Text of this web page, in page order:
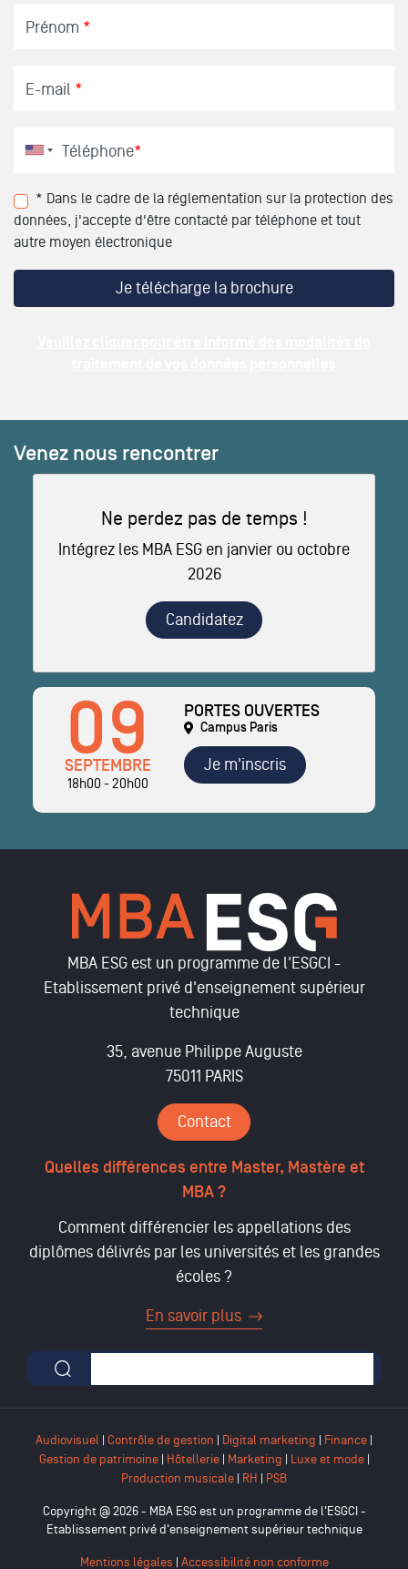
Prénom *
E-mail *
Téléphone*
* Dans le cadre de la réglementation sur la protection des
données, j'accepte d'être contacté par téléphone et tout
autre moyen électronique
Venez nous rencontrer
Ne perdez pas de temps !
Intégrez les MBA ESG en janvier ou octobre
2026
Candidatez
09
SEPTEMBRE
18h00 - 20h00
PORTES OUVERTES
Campus Paris
Je m'inscris
MBA ESG est un programme de l'ESGCI -
Etablissement privé d'enseignement supérieur
technique
35, avenue Philippe Auguste
75011 PARIS
Contact
Quelles différences entre Master, Mastère et
MBA ?
Comment différencier les appellations des
diplômes délivrés par les universités et les grandes
écoles ?
En savoir plus
Formulaire de recherche
Audiovisuel | Contrôle de gestion | Digital marketing | Finance |
Gestion de patrimoine| Hôtellerie| Marketing | Luxe et mode|
Production musicale | RH | PSB
Copyright @ 2026 - MBA ESG est un programme de l'ESGCI -
Etablissement privé d'enseignement supérieur technique
Mentions légales Accessibilité non conforme